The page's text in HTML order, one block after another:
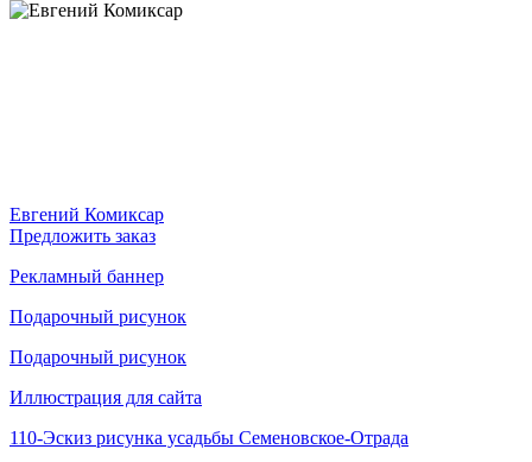
Евгений Комиксар
Предложить заказ
Рекламный баннер
Подарочный рисунок
Подарочный рисунок
Иллюстрация для сайта
110-Эскиз рисунка усадьбы Семеновское-Отрада